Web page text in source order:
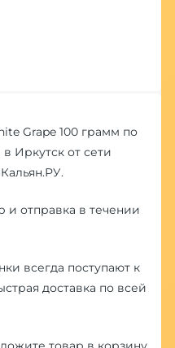
Grape 100 грамм по
в Иркутск от сети
и отправка в течении
всегда поступают к
доставка по всей